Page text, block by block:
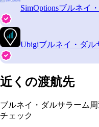
SimOptionsブルネイ
Ubigiブルネイ・ダル
近くの渡航先
ブルネイ・ダルサラーム
チェック